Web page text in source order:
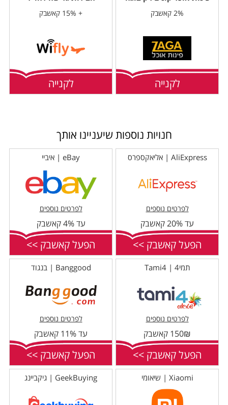
2% קאשבק
לקנייה
+ 15% קאשבק
לקנייה
חנויות נוספות שיעניינו אותך
AliExpress | אליאקספרס
לפרטים נוספים
עד 20% קאשבק
הפעל קאשבק >>
eBay | איביי
לפרטים נוספים
עד 4% קאשבק
הפעל קאשבק >>
תמי4 | Tami4
לפרטים נוספים
150₪ קאשבק
הפעל קאשבק >>
Banggood | בנגוד
לפרטים נוספים
עד 11% קאשבק
הפעל קאשבק >>
Xiaomi | שיאומי GeekBuying | גיקביינג